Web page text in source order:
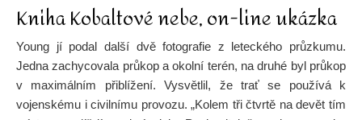
Kniha Kobaltové nebe, on-line ukázka
Young jí podal další dvě fotografie z leteckého průzkumu.
Jedna zachycovala průkop a okolní terén, na druhé byl průkop
v maximálním přiblížení. Vysvětlil, že trať se používá k
vojenskému i civilnímu provozu. „Kolem tři čtvrtě na devět tím